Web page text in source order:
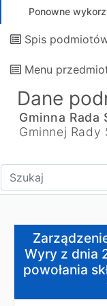
Ponowne
Spis
Menu
Dane
Gminna Rada
Gminnej Rady
Wpisz tekst do
Zarządzenie nr
Wyry z dnia
powołania